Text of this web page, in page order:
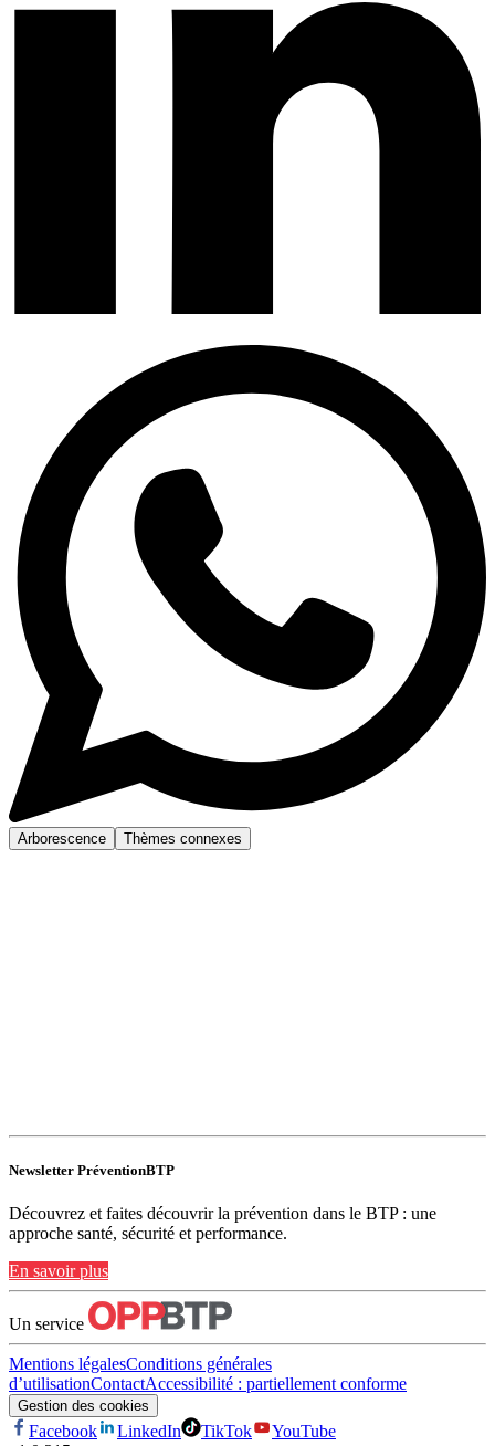
Arborescence Thèmes connexes
Newsletter PréventionBTP
Découvrez et faites découvrir la prévention dans le BTP : une
approche santé, sécurité et performance.
En savoir plus
Un service
Mentions légalesConditions générales
d’utilisationContactAccessibilité : partiellement conforme
Gestion des cookies
Facebook LinkedIn TikTok
YouTube